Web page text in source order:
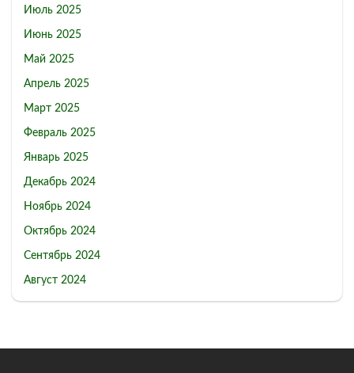
Июль 2025
Июнь 2025
Май 2025
Апрель 2025
Март 2025
Февраль 2025
Январь 2025
Декабрь 2024
Ноябрь 2024
Октябрь 2024
Сентябрь 2024
Август 2024